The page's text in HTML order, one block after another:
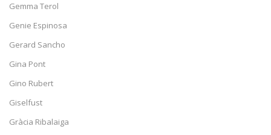
Gemma Terol
Genie Espinosa
Gerard Sancho
Gina Pont
Gino Rubert
Giselfust
Gràcia Ribalaiga